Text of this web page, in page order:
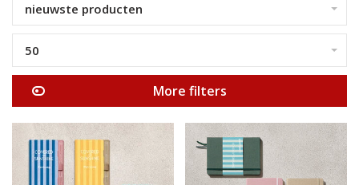
nieuwste producten
50
More filters